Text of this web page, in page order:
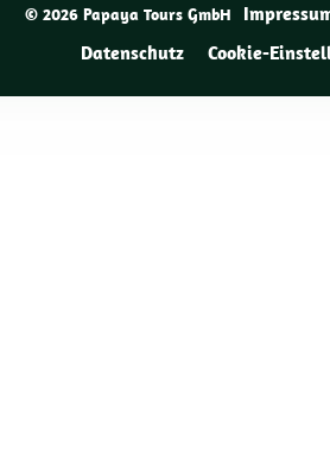
© 2026 Papaya Tours GmbH
Datenschutz
Cookie-